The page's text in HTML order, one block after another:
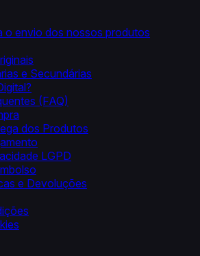
o envio dos nossos produtos
e Secundárias
(FAQ)
dos Produtos
LGPD
e Devoluções